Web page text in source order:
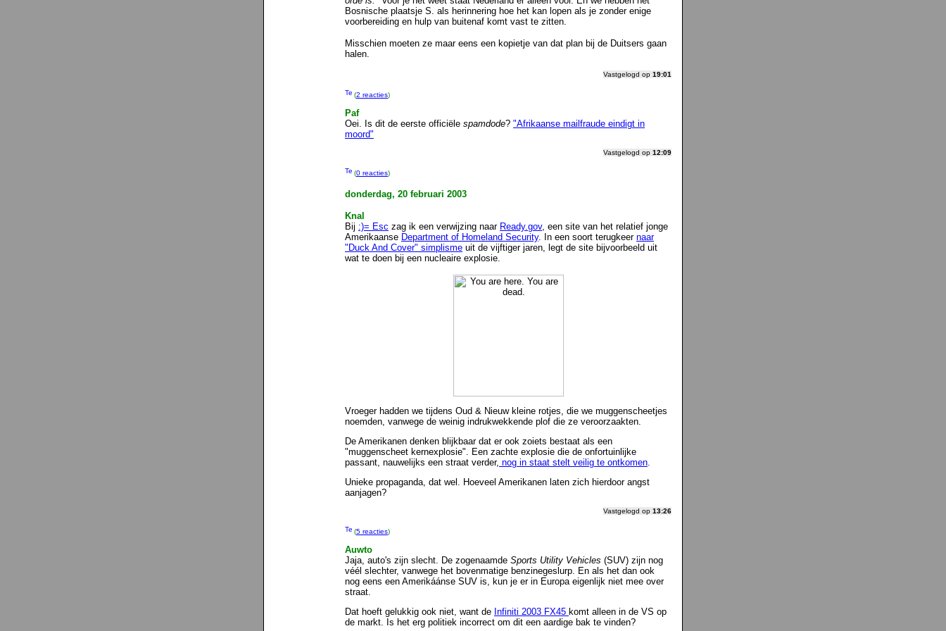
Bosnische plaatsje S. als herinnering hoe het kan lopen als je zonder enige
voorbereiding en hulp van buitenaf komt vast te zitten.
Misschien moeten ze maar eens een kopietje van dat plan bij de Duitsers gaan
halen.
Vastgelogd op 19:01
(2 reacties)
Paf
Oei. Is dit de eerste officiële spamdode? "Afrikaanse mailfraude eindigt in
moord"
Vastgelogd op 12:09
(0 reacties)
donderdag, 20 februari 2003
Knal
Bij :)= Esc zag ik een verwijzing naar Ready.gov, een site van het relatief jonge
Amerikaanse Department of Homeland Security. In een soort terugkeer naar
"Duck And Cover" simplisme uit de vijftiger jaren, legt de site bijvoorbeeld uit
wat te doen bij een nucleaire explosie.
Vroeger hadden we tijdens Oud & Nieuw kleine rotjes, die we muggenscheetjes
noemden, vanwege de weinig indrukwekkende plof die ze veroorzaakten.
De Amerikanen denken blijkbaar dat er ook zoiets bestaat als een
"muggenscheet kernexplosie". Een zachte explosie die de onfortuinlijke
passant, nauwelijks een straat verder, nog in staat stelt veilig te ontkomen.
Unieke propaganda, dat wel. Hoeveel Amerikanen laten zich hierdoor angst
aanjagen?
Vastgelogd op 13:26
(5 reacties)
Auwto
Jaja, auto's zijn slecht. De zogenaamde Sports Utility Vehicles (SUV) zijn nog
véél slechter, vanwege het bovenmatige benzinegeslurp. En als het dan ook
nog eens een Amerikáánse SUV is, kun je er in Europa eigenlijk niet mee over
straat.
Dat hoeft gelukkig ook niet, want de Infiniti 2003 FX45 komt alleen in de VS op
de markt. Is het erg politiek incorrect om dit een aardige bak te vinden?